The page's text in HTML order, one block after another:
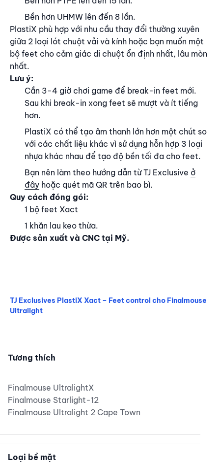
Bền hơn UHMW lên đến 8 lần.
PlastiX phù hợp với nhu cầu thay đổi thường xuyên
giữa 2 loại lót chuột vải và kính hoặc bạn muốn một
bộ feet cho cảm giác di chuột ổn định nhất, lâu mòn
nhất.
Lưu ý:
Cần 3-4 giờ chơi game để break-in feet mới.
Sau khi break-in xong feet sẽ mượt và ít tiếng
hơn.
PlastiX có thể tạo âm thanh lớn hơn một chút so
với các chất liệu khác vì sử dụng hỗn hợp 3 loại
nhựa khác nhau để tạo độ bền tối đa cho feet.
Bạn nên làm theo hướng dẫn từ TJ Exclusive ở
đây hoặc quét mã QR trên bao bì.
Quy cách đóng gói:
1 bộ feet Xact
1 khăn lau keo thừa.
Được sản xuất và CNC tại Mỹ.
TJ Exclusives PlastiX Xact – Feet control cho Finalmouse
Ultralight
Tương thích
Finalmouse UltralightX
Finalmouse Starlight-12
Finalmouse Ultralight 2 Cape Town
Loại bề mặt